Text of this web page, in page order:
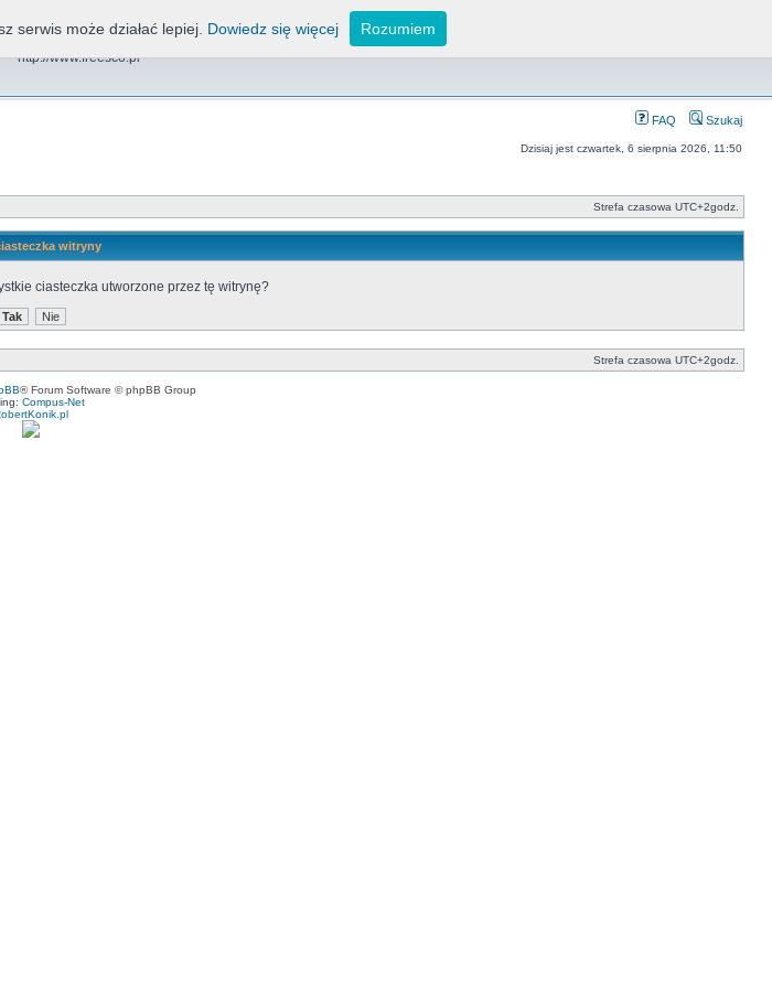
NND, CDN, EOS
http://www.freesco.pl
FAQ Szukaj
Dzisiaj jest czwartek, 6 sierpnia 2026, 11:50
Strefa czasowa UTC+2godz.
witryny
ciasteczka utworzone przez tę witrynę?
Strefa czasowa UTC+2godz.
® Forum Software © phpBB Group
Compus-Net
serwis może działać lepiej. Dowiedz się więcej Rozumiem